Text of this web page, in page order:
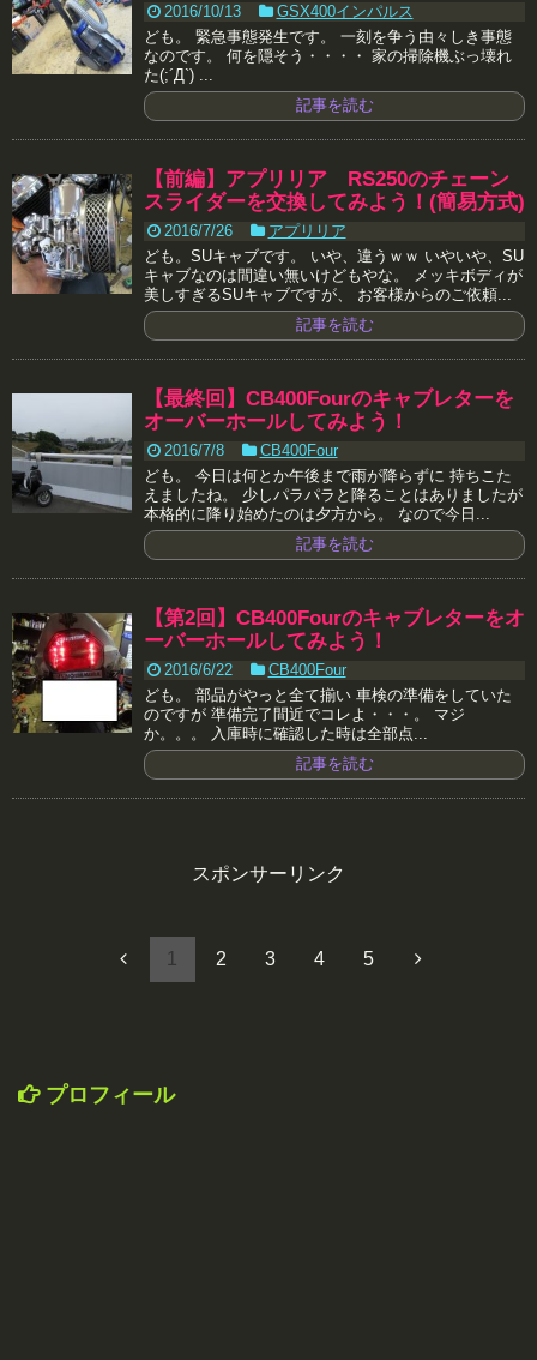
2016/10/13
GSX400インパルス
ども。 緊急事態発生です。 一刻を争う由々しき事態
なのです。 何を隠そう・・・・ 家の掃除機ぶっ壊れ
た(;´Д`) ...
記事を読む
【前編】アプリリア RS250のチェーン
スライダーを交換してみよう！(簡易方式)
2016/7/26
アプリリア
ども。SUキャブです。 いや、違うｗｗ いやいや、SU
キャブなのは間違い無いけどもやな。 メッキボディが
美しすぎるSUキャブですが、 お客様からのご依頼...
記事を読む
【最終回】CB400Fourのキャブレターを
オーバーホールしてみよう！
2016/7/8
CB400Four
ども。 今日は何とか午後まで雨が降らずに 持ちこた
えましたね。 少しパラパラと降ることはありましたが
本格的に降り始めたのは夕方から。 なので今日...
記事を読む
【第2回】CB400Fourのキャブレターをオ
ーバーホールしてみよう！
2016/6/22
CB400Four
ども。 部品がやっと全て揃い 車検の準備をしていた
のですが 準備完了間近でコレよ・・・。 マジ
か。。。 入庫時に確認した時は全部点...
記事を読む
スポンサーリンク
1 2 3 4 5
プロフィール